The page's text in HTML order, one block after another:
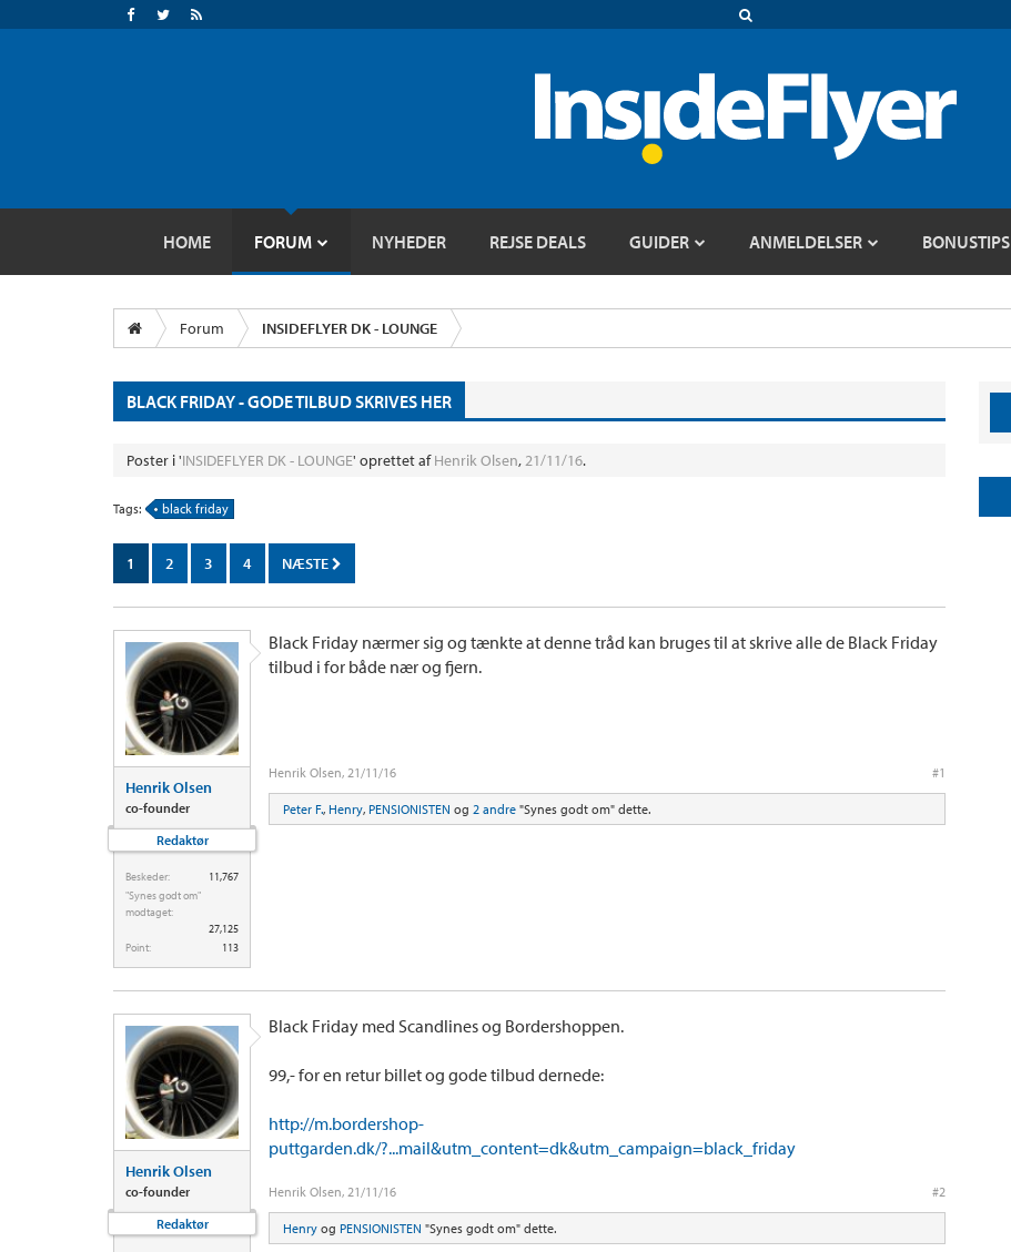
HOME FORUM NYHEDER REJSE DEALS GUIDER ANMELDELSER BONUSTIPS
Forum INSIDEFLYER DK - LOUNGE
BLACK FRIDAY - GODE TILBUD SKRIVES HER
Poster i 'INSIDEFLYER DK - LOUNGE' oprettet afHenrik Olsen,21/11/16.
Tags: black friday
1 2 3 4 NÆSTE
Henrik Olsen
co-founder
Redaktør
Beskeder:
11,767
"Synes godt om"
modtaget:
27,125
Point:
113
Black Friday nærmer sig og tænkte at denne tråd kan bruges til at skrive alle de Black Friday
tilbud i for både nær og fjern.
Henrik Olsen, 21/11/16 #1
Peter F., Henry, PENSIONISTEN og 2 andre "Synes godt om" dette.
Henrik Olsen
co-founder
Redaktør
Black Friday med Scandlines og Bordershoppen.
99,- for en retur billet og gode tilbud dernede:
http://m.bordershop-
puttgarden.dk/?...mail&utm_content=dk&utm_campaign=black_friday
Henrik Olsen, 21/11/16 #2
Henry og PENSIONISTEN "Synes godt om" dette.